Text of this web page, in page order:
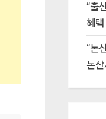
“출
혜
“논
논